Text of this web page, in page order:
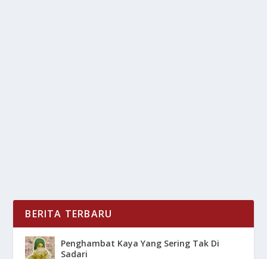
BERITA TERBARU
Penghambat Kaya Yang Sering Tak Di
Sadari